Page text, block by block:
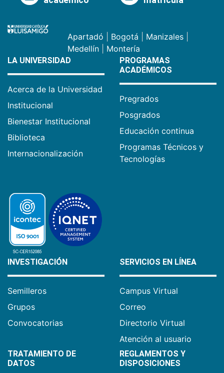
Apartadó Bogotá Manizales
Medellín
Montería
LA UNIVERSIDAD
Acerca de la Universidad
Institucional
Bienestar Institucional
Biblioteca
Internacionalización
PROGRAMAS
ACADÉMICOS
Pregrados
Posgrados
Educación continua
Programas Técnicos y
Tecnologías
INVESTIGACIÓN
Semilleros
Grupos
Convocatorias
SERVICIOS EN LÍNEA
Campus Virtual
Correo
Directorio Virtual
Atención al usuario
TRATAMIENTO DE
DATOS
REGLAMENTOS Y
DISPOSICIONES